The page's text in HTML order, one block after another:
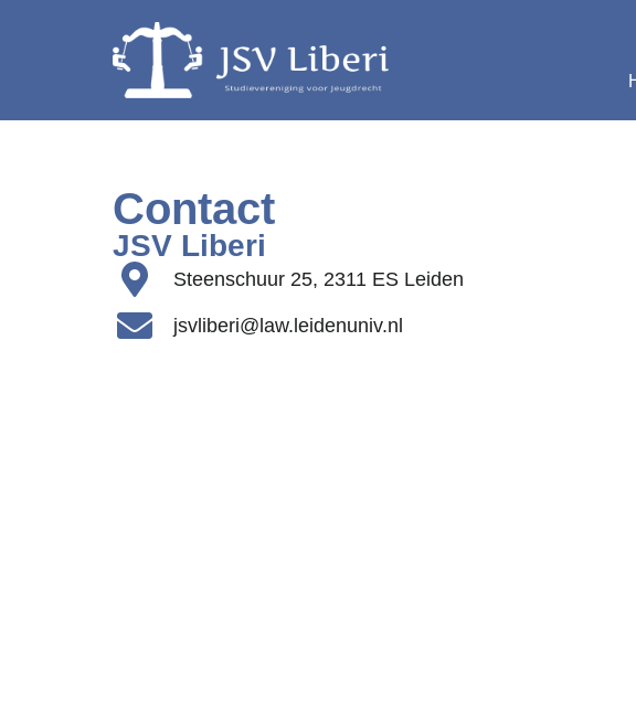
Contact
JSV Liberi
Steenschuur 25, 2311 ES Leiden
jsvliberi@law.leidenuniv.nl